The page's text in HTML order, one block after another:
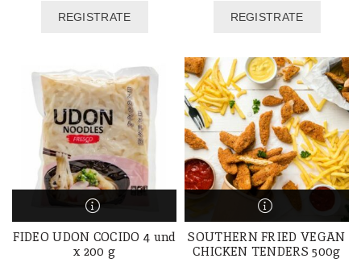
REGISTRATE REGISTRATE
FIDEO UDON COCIDO 4 und
x 200 g
SOUTHERN FRIED VEGAN
CHICKEN TENDERS 500g